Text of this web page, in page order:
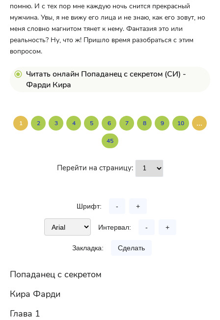
помню. И с тех пор мне каждую ночь снится прекрасный
мужчина. Увы, я не вижу его лица и не знаю, как его зовут, но
меня словно магнитом тянет к нему. Фантазия это или
реальность? Ну, что ж! Пришло время разобраться с этим
вопросом.
Читать онлайн Попаданец с секретом (СИ) -
Фарди Кира
1 2 3 4 5 6 7 8 9 10 ...
45
Перейти на страницу:
Шрифт: - +
Интервал: - +
Закладка: Сделать
Попаданец с секретом
Кира Фарди
Глава 1